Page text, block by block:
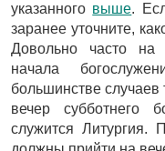
указанного выше.
заранее уточните,
Довольно часто на
начала
большинстве случаев
вечер субботнего
служится Литургия.